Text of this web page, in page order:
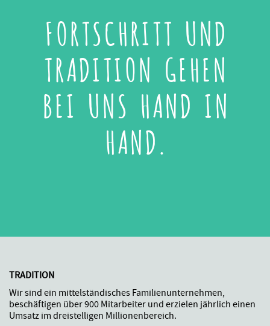
FORTSCHRITT UND
TRADITION GEHEN
BEI UNS HAND IN
HAND.
TRADITION
Wir sind ein mittelständisches Familienunternehmen,
beschäftigen über 900 Mitarbeiter und erzielen jährlich einen
Umsatz im dreistelligen Millionenbereich.